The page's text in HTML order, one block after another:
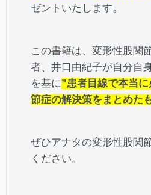
ゼントいたします。
この書籍は、変形性股関
者、井口由紀子が自分自
を基に”患者目線で本当
節症の解決策をまとめた
ぜひアナタの変形性股関
ください。